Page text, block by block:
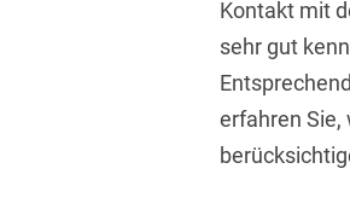
Kontakt mit
sehr gut
erfahren Sie,